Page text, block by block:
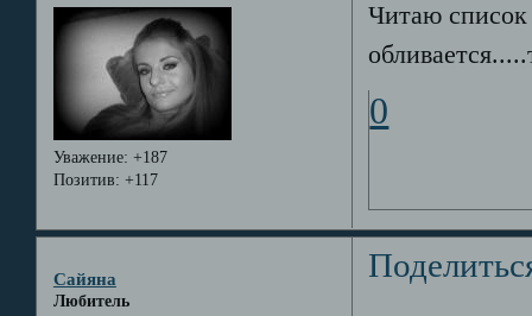
Уважение: +187
Позитив: +117
Читаю список
0
Сайяна
Любитель